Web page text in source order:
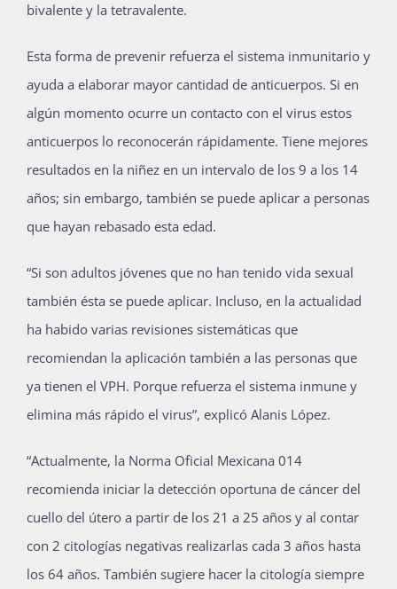
bivalente y la tetravalente.
Esta forma de prevenir refuerza el sistema inmunitario y
ayuda a elaborar mayor cantidad de anticuerpos. Si en
algún momento ocurre un contacto con el virus estos
anticuerpos lo reconocerán rápidamente. Tiene mejores
resultados en la niñez en un intervalo de los 9 a los 14
años; sin embargo, también se puede aplicar a personas
que hayan rebasado esta edad.
“Si son adultos jóvenes que no han tenido vida sexual
también ésta se puede aplicar. Incluso, en la actualidad
ha habido varias revisiones sistemáticas que
recomiendan la aplicación también a las personas que
ya tienen el VPH. Porque refuerza el sistema inmune y
elimina más rápido el virus”, explicó Alanis López.
“Actualmente, la Norma Oficial Mexicana 014
recomienda iniciar la detección oportuna de cáncer del
cuello del útero a partir de los 21 a 25 años y al contar
con 2 citologías negativas realizarlas cada 3 años hasta
los 64 años. También sugiere hacer la citología siempre